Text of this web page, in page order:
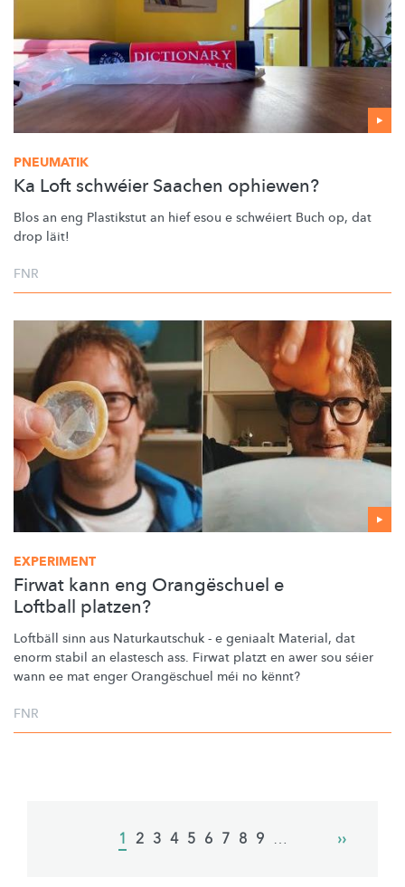
PNEUMATIK
Ka Loft schwéier Saachen ophiewen?
Blos an eng Plastikstut an hief esou e schwéiert Buch op, dat
drop läit!
FNR
EXPERIMENT
Firwat kann eng Orangëschuel e
Loftball platzen?
Loftbäll sinn aus Naturkautschuk - e geniaalt Material, dat
enorm stabil an elastesch ass. Firwat platzt en awer sou séier
wann ee mat enger Orangëschuel méi no kënnt?
FNR
Current
1 Page
2 Page
3 Page
4 Page
5 Page
6 Page
7 Page
8 Page
9 …
Next
››